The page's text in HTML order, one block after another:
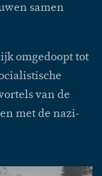
samen
omgedoopt tot
van de
met de nazi-